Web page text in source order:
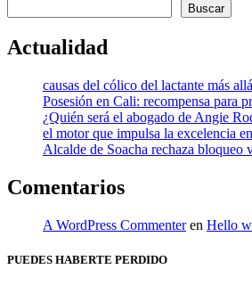
Buscar
Actualidad
causas del cólico del lactante más
Posesión en Cali: recompensa para
¿Quién será el abogado de Angie
el motor que impulsa la excelencia
Alcalde de Soacha rechaza bloqueo
Comentarios
A WordPress Commenteren Hello
PUEDES HABERTE PERDIDO